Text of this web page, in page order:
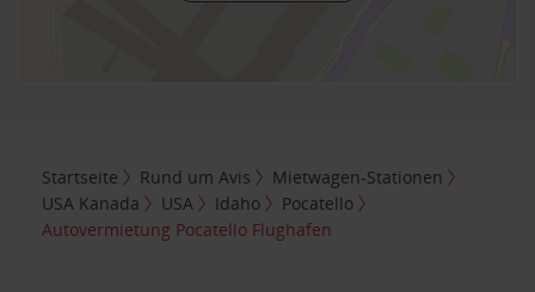
Startseite Rund um Avis
Mietwagen-Stationen
USA Kanada
USA Idaho
Pocatello
Autovermietung Pocatello Flughafen